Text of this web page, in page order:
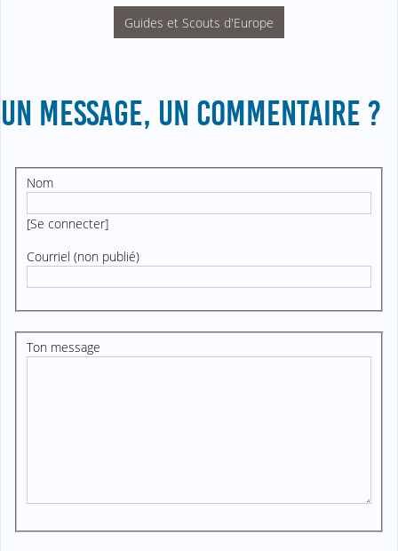
Guides et Scouts d'Europe
UN MESSAGE, UN COMMENTAIRE ?
Nom
[Se connecter]
Courriel (non publié)
Ton message